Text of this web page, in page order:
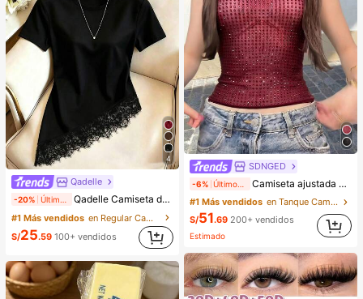
4
Qadelle
-20% Qadelle Camiseta de moda para mujer de color liso con cuello redondo, manga corta y dobladillo de encaje
#1 Más vendidos
en Regular Camisetas De Mujer
S/25.59 100+ vendidos
SDNGED
-6% Camiseta ajustada de mujer de unicolor, con malla de cristales, transparente y sexy, para uso casual en verano
#1 Más vendidos
en Tanque Camisetas sin mangas y camisetas sin man
S/51.69 200+ vendidos
Estimado